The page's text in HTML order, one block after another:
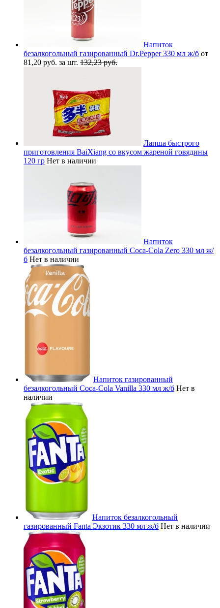
Напиток
безалкогольный газированный Dr.Pepper 330 мл ж/б от
81,20 руб. за шт. 132,23 руб.
Лапша быстрого
приготовления BaiXiang со вкусом жареной говядины
120 гр Нет в наличии
Напиток
безалкогольный газированный Coca-Cola Zero 330 мл ж/
б Нет в наличии
Напиток газированный
безалкогольный Coca-Cola Vanilla 330 мл ж/б Нет в
наличии
Напиток безалкогольный
газированный Fanta Экзотик 330 мл ж/б Нет в наличии